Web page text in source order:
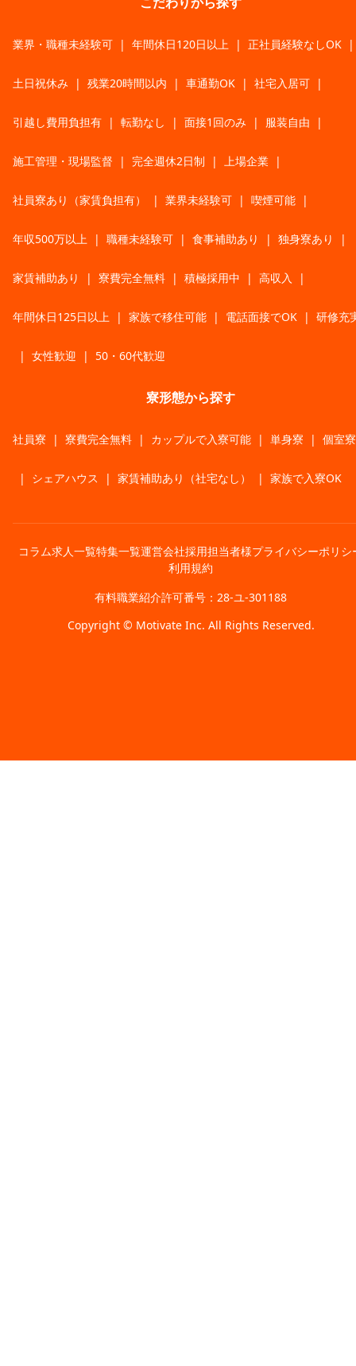
業界・職種未経験可 | 年間休日120日以上 | 正社員経験なしOK |
土日祝休み | 残業20時間以内 | 車通勤OK | 社宅入居可 |
引越し費用負担有 | 転勤なし | 面接1回のみ | 服装自由 |
施工管理・現場監督 | 完全週休2日制 | 上場企業 |
社員寮あり（家賃負担有） | 業界未経験可 | 喫煙可能 |
年収500万以上 | 職種未経験可 | 食事補助あり | 独身寮あり |
家賃補助あり | 寮費完全無料 | 積極採用中 | 高収入 |
年間休日125日以上 | 家族で移住可能 | 電話面接でOK | 研修充
| 女性歓迎 | 50・60代歓迎
寮形態から探す
社員寮 | 寮費完全無料 | カップルで入寮可能 | 単身寮 | 個室寮
| シェアハウス | 家賃補助あり（社宅なし） | 家族で入寮OK
コラム求人一覧特集一覧運営会社採用担当者様プライバシーポリシ
利用規約
有料職業紹介許可番号：28-ユ-301188
Copyright © Motivate Inc. All Rights Reserved.